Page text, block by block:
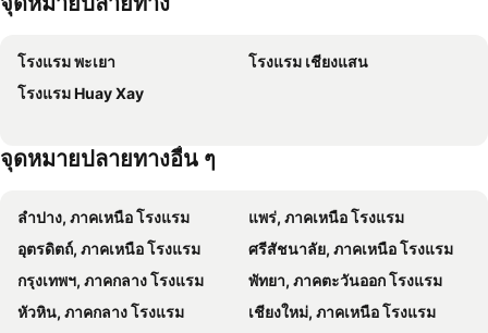
Nai Ya Hotel
Phufa Waree Chiangrai Resort - SHA Extra Plus
The Rama Hotel
Meesuk ChiangRai Hotel
The Space Hotel SHA Plus
The Space Chiang Rai
โรงแรมลา เบล
Pimann Place
Diamond Park Inn Chiangrai & Resort
อารียา อินน์ เชียงราย
Tanya Baan Bon Doi
The Mantrini Chiang Rai-SHA Extra Plus
โรงแรม พะเยา
โรงแรม เชียงแสน
โรงแรม Huay Xay
จุดหมายปลายทางอื่น ๆ
ลำปาง, ภาคเหนือ โรงแรม
แพร่, ภาคเหนือ โรงแรม
อุตรดิตถ์, ภาคเหนือ โรงแรม
ศรีสัชนาลัย, ภาคเหนือ โรงแรม
กรุงเทพฯ, ภาคกลาง โรงแรม
พัทยา, ภาคตะวันออก โรงแรม
หัวหิน, ภาคกลาง โรงแรม
เชียงใหม่, ภาคเหนือ โรงแรม